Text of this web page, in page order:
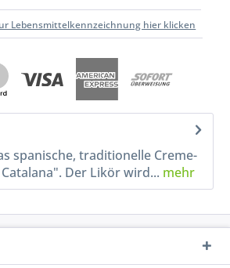
Lebensmittelkennzeichnung hier klicken
spanische, traditionelle Creme-
Der Likör wird... mehr